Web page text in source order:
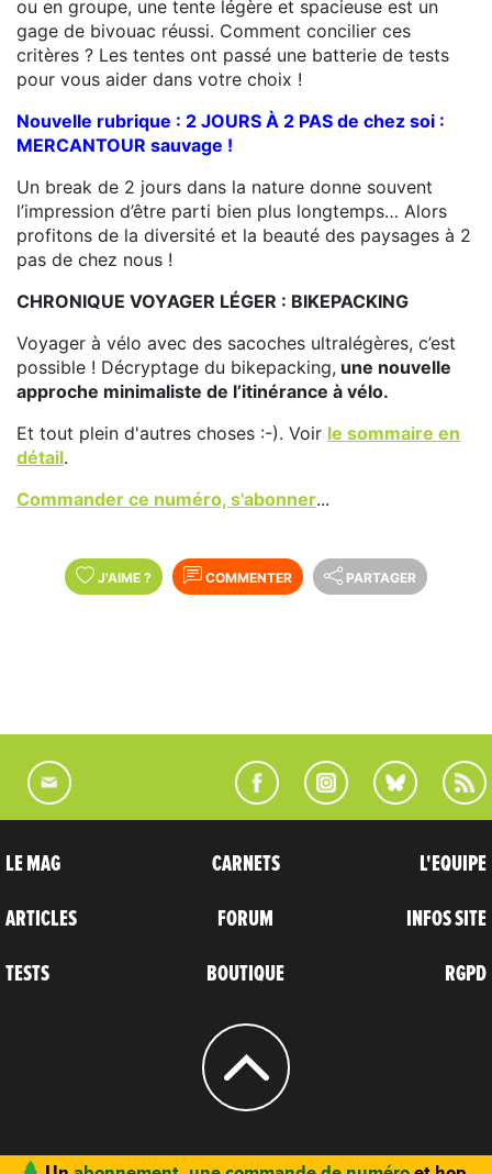
ou en groupe, une tente légère et spacieuse est un
gage de bivouac réussi. Comment concilier ces
critères ? Les tentes ont passé une batterie de tests
pour vous aider dans votre choix !
Nouvelle rubrique : 2 JOURS À 2 PAS de chez soi :
MERCANTOUR sauvage !
Un break de 2 jours dans la nature donne souvent
l’impression d’être parti bien plus longtemps… Alors
profitons de la diversité et la beauté des paysages à 2
pas de chez nous !
CHRONIQUE VOYAGER LÉGER : BIKEPACKING
Voyager à vélo avec des sacoches ultralégères, c’est
possible ! Décryptage du bikepacking, une nouvelle
approche minimaliste de l’itinérance à vélo.
Et tout plein d'autres choses :-). Voir le sommaire en
détail.
Commander ce numéro, s'abonner...
J'AIME ? COMMENTER PARTAGER
LE MAG
ARTICLES
TESTS
CARNETS
FORUM
BOUTIQUE
L'EQUIPE
INFOS SITE
RGPD
© 2004 - 2026 CARNETS D’AVENTURES